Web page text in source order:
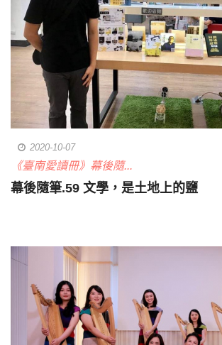
2020-10-07
《臺南愛讀冊》幕後隨...
幕後隨筆.59 文學，是土地上的鹽